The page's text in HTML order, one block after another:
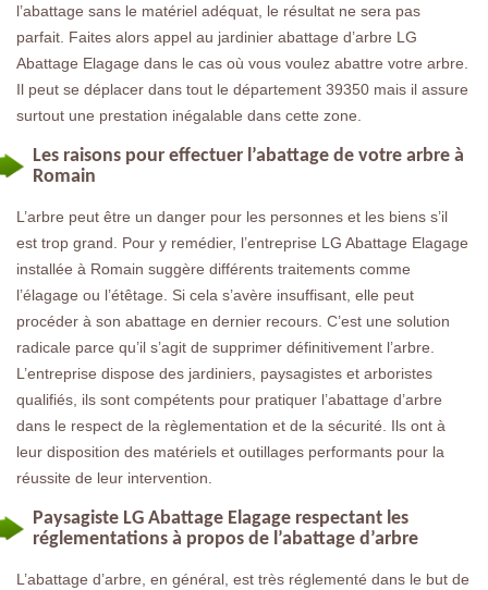
l’abattage sans le matériel adéquat, le résultat ne sera pas
parfait. Faites alors appel au jardinier abattage d’arbre LG
Abattage Elagage dans le cas où vous voulez abattre votre arbre.
Il peut se déplacer dans tout le département 39350 mais il assure
surtout une prestation inégalable dans cette zone.
Les raisons pour effectuer l’abattage de votre arbre à
Romain
L’arbre peut être un danger pour les personnes et les biens s’il
est trop grand. Pour y remédier, l’entreprise LG Abattage Elagage
installée à Romain suggère différents traitements comme
l’élagage ou l’étêtage. Si cela s’avère insuffisant, elle peut
procéder à son abattage en dernier recours. C’est une solution
radicale parce qu’il s’agit de supprimer définitivement l’arbre.
L’entreprise dispose des jardiniers, paysagistes et arboristes
qualifiés, ils sont compétents pour pratiquer l’abattage d’arbre
dans le respect de la règlementation et de la sécurité. Ils ont à
leur disposition des matériels et outillages performants pour la
réussite de leur intervention.
Paysagiste LG Abattage Elagage respectant les
réglementations à propos de l’abattage d’arbre
L’abattage d’arbre, en général, est très réglementé dans le but de